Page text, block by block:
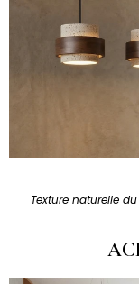
Texture naturelle